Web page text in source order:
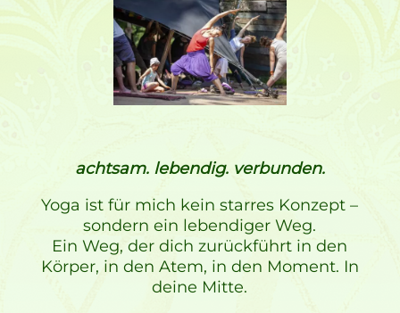
achtsam. lebendig. verbunden.
Yoga ist für mich kein starres Konzept –
sondern ein lebendiger Weg.
Ein Weg, der dich zurückführt in den
Körper, in den Atem, in den Moment. In
deine Mitte.